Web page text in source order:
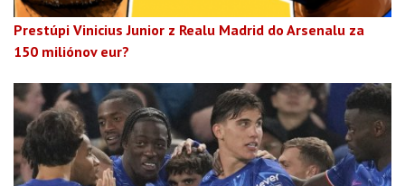
Prestúpi Vinicius Junior z Realu Madrid do Arsenalu za
150 miliónov eur?